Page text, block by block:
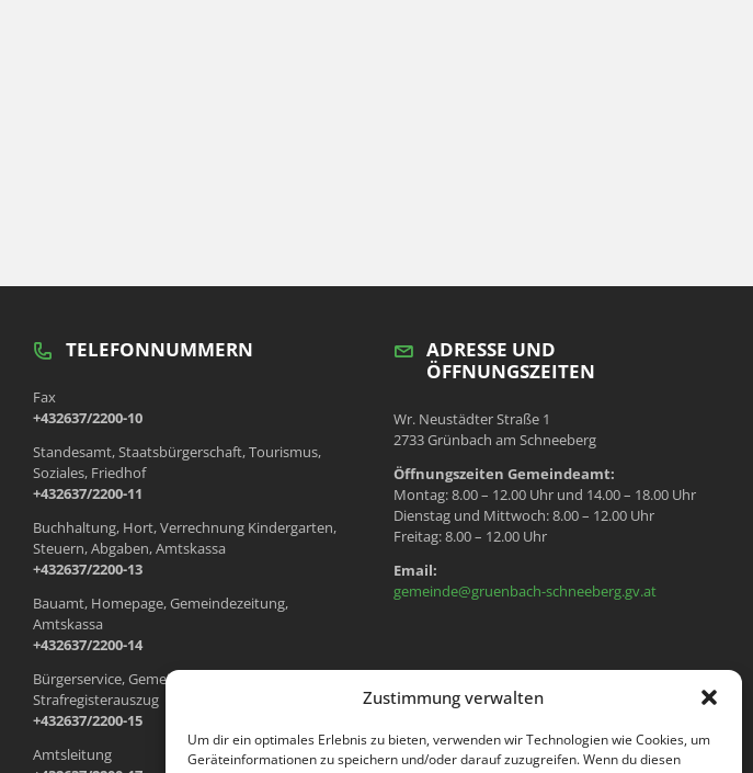
Zustimmung verwalten
Um dir ein optimales Erlebnis zu bieten, verwenden wir Technologien wie Cookies, um
Geräteinformationen zu speichern und/oder darauf zuzugreifen. Wenn du diesen
TELEFONNUMMERN
Fax
+432637/2200-10
Standesamt, Staatsbürgerschaft, Tourismus,
Soziales, Friedhof
+432637/2200-11
Buchhaltung, Hort, Verrechnung Kindergarten,
Steuern, Abgaben, Amtskassa
+432637/2200-13
Bauamt, Homepage, Gemeindezeitung,
Amtskassa
+432637/2200-14
Bürgerservice, Gemeindewohnungen, Meldeamt,
Strafregisterauszug
+432637/2200-15
Amtsleitung
ADRESSE UND
ÖFFNUNGSZEITEN
Wr. Neustädter Straße 1
2733 Grünbach am Schneeberg
Öffnungszeiten Gemeindeamt:
Montag: 8.00 – 12.00 Uhr und 14.00 – 18.00 Uhr
Dienstag und Mittwoch: 8.00 – 12.00 Uhr
Freitag: 8.00 – 12.00 Uhr
Email:
gemeinde@gruenbach-schneeberg.gv.at